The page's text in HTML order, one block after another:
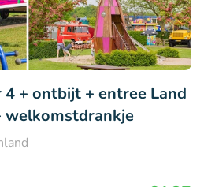
+ ontbijt + entree Land
welkomstdrankje